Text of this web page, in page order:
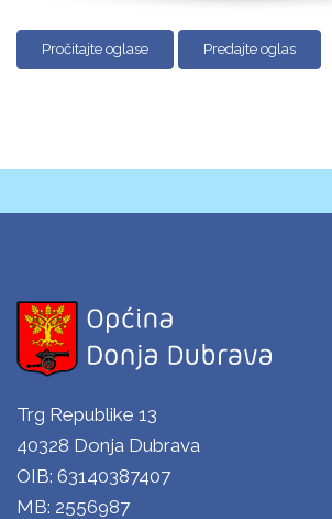
Pročitajte oglase Predajte oglas
Trg Republike 13
40328 Donja Dubrava
OIB: 63140387407
MB: 2556987